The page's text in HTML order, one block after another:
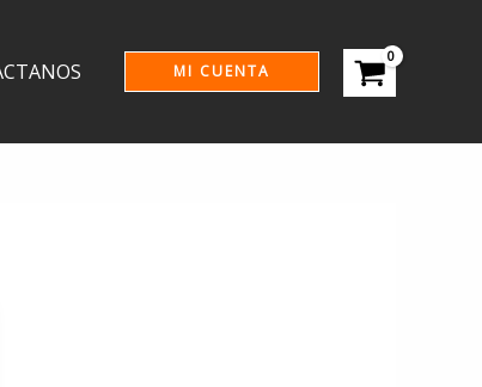
MI CUENTA